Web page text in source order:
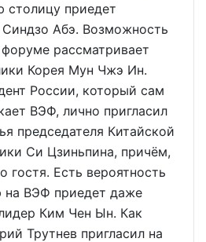
столицу приедет
Абэ. Возможность
рассматривает
Корея Мун Чжэ Ин.
России, который сам
ВЭФ, лично пригласил
председателя Китайской
Си Цзиньпина, причём,
гостя. Есть вероятность
на ВЭФ приедет даже
Ким Чен Ын. Как
Трутнев пригласил на